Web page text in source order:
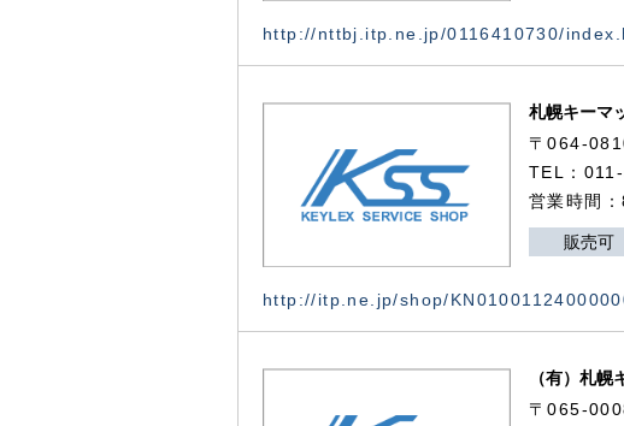
http://nttbj.itp.ne.jp/0116410730/
札幌キーマ
〒064-
TEL：
営業時間
販売可
http://itp.ne.jp/shop/
（有）札幌
〒065-